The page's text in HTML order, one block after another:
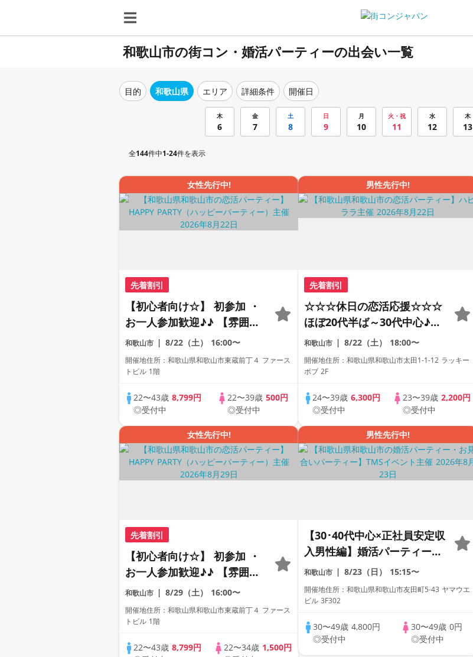
和歌山市の街コン・婚活パーティーの出会い一覧
目的 和歌山県 エリア 詳細条件 開催日
木
6
金
7
土
8
日
9
月
10
火・祝
11
水
12
木
13
全144件中1-24件を表示
女性先行中!
先着割引
【初心者向け☆】 初参加 ・
お一人参加歓迎♪♪ 【雰囲気
がわかる動画紹介中】週末プ
レミアム街コン
和歌山市 8/22（土） 16:00〜
開催地住所：和歌山県和歌山市東蔵前丁４ ファース
トビル 1階
22〜43歳8,799円
◎受付中
22〜39歳 500円
◎受付中
男性先行中!
先着割引
☆☆☆休日の恋活応援☆☆☆
ほぼ20代半ば～30代中心♪♪
理想の年の差♪♪ カジュアル
な出会いパーティー♪♪ カフ
ェやランチデートに行ってみ
ドつき♪♪ 連絡先交換自由♪♪
和歌山市 8/22（土） 18:00〜
開催地住所：和歌山県和歌山市太田1-1-12 ラッキー
ボブ 2F
24〜39歳6,300円
◎受付中
23〜39歳2,200円
◎受付中
女性先行中!
先着割引
【初心者向け☆】 初参加 ・
お一人参加歓迎♪♪ 【雰囲気
がわかる動画紹介中】週末プ
レミアム街コン
和歌山市 8/29（土） 16:00〜
開催地住所：和歌山県和歌山市東蔵前丁４ ファース
トビル 1階
22〜43歳8,799円
22〜34歳 1,500円
男性先行中!
【30･40代中心×正社員安定収
入男性編】婚活パーティー・
街コン ～真剣な出会い～
和歌山市 8/23（日） 15:15〜
開催地住所：和歌山県和歌山市友田町5-43 ヤマウエ
ビル 3F302
30〜49歳 4,800円
◎受付中
30〜49歳0円
◎受付中